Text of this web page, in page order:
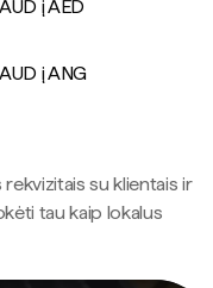
AUD į AED
AUD į ANG
rekvizitais su klientais ir
tau kaip lokalus